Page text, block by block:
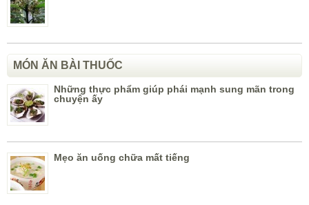
MÓN ĂN BÀI THUỐC
Những thực phẩm giúp phái mạnh sung mãn trong
chuyện ấy
Mẹo ăn uống chữa mất tiếng